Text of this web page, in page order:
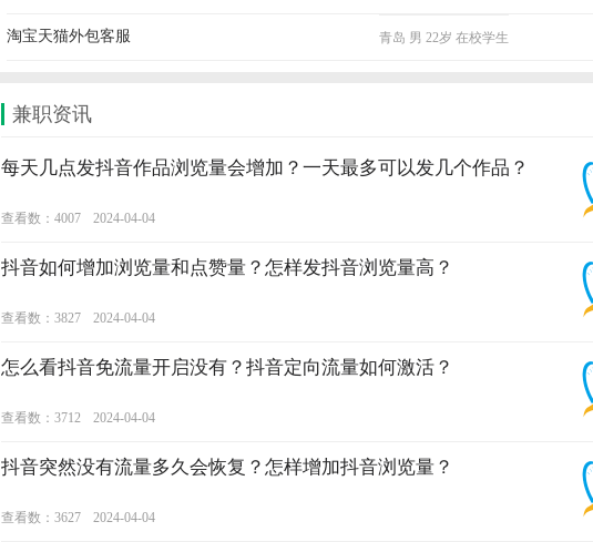
淘宝天猫外包客服 青岛 男 22岁 在校学生
兼职资讯
每天几点发抖音作品浏览量会增加？一天最多可以发几个作品？
查看数：4007 2024-04-04
抖音如何增加浏览量和点赞量？怎样发抖音浏览量高？
查看数：3827 2024-04-04
怎么看抖音免流量开启没有？抖音定向流量如何激活？
查看数：3712 2024-04-04
抖音突然没有流量多久会恢复？怎样增加抖音浏览量？
查看数：3627 2024-04-04